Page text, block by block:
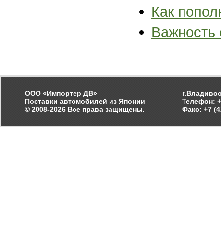
Как
Важность
ООО «Импортер ДВ»
Поставки автомобилей из Японии
© 2008-2026 Все права защищены.
Телефон:
Факс: +7